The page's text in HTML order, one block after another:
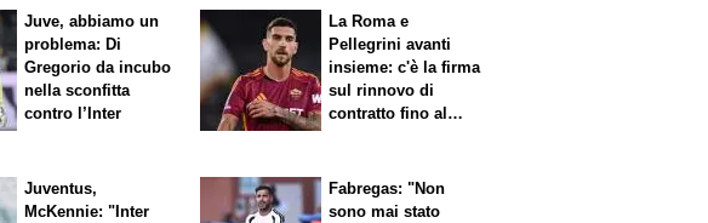
Juve, abbiamo un
problema: Di
Gregorio da incubo
nella sconfitta
contro l’Inter
La Roma e
Pellegrini avanti
insieme: c'è la firma
sul rinnovo di
contratto fino al
Juventus,
McKennie: "Inter
Fabregas: "Non
sono mai stato